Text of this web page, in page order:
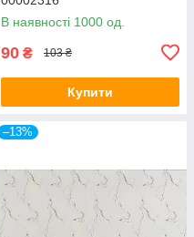
В наявності 1000 од.
90 ₴ 103 ₴
Купити
–13%